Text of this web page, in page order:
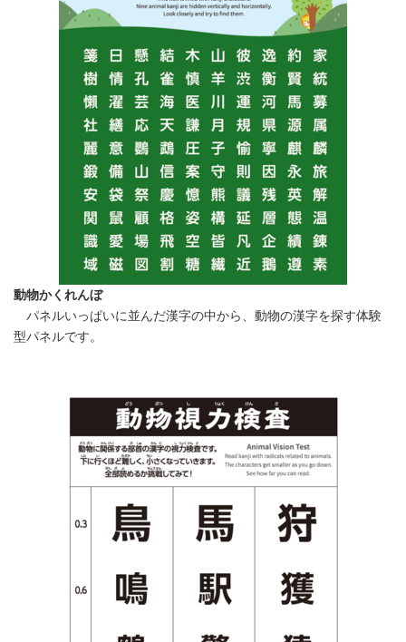
動物かくれんぼ
パネルいっぱいに並んだ漢字の中から、動物の漢字を探す体験
型パネルです。